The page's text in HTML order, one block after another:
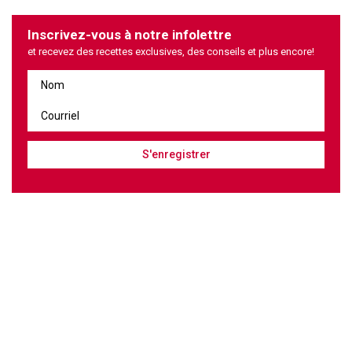
Inscrivez-vous à notre infolettre
et recevez des recettes exclusives, des conseils et plus encore!